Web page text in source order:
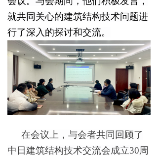
就共同关心的建筑结构技术问题进
行了深入的探讨和交流。
在会议上，与会者共同回顾了
中日建筑结构技术交流会成立30周